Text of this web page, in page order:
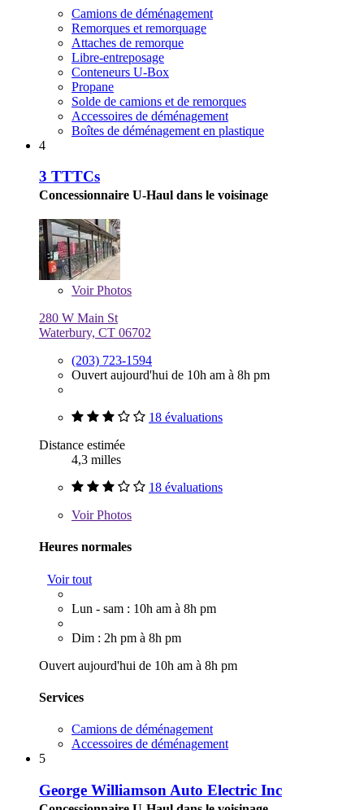
Camions de déménagement
Remorques et remorquage
Attaches de remorque
Libre-entreposage
Conteneurs U-Box
Propane
Solde de camions et de remorques
Accessoires de déménagement
Boîtes de déménagement en plastique
4
3 TTTCs
Concessionnaire U-Haul dans le voisinage
VoirPhotos
280 W Main St
Waterbury, CT 06702
(203) 723-1594
Ouvert aujourd'hui de 10h am à 8h pm
18 évaluations
Distance estimée
4,3 milles
18 évaluations
VoirPhotos
Heures normales
Voir tout
Lun - sam : 10h am à 8h pm
Dim : 2h pm à 8h pm
Ouvert aujourd'hui de 10h am à 8h pm
Services
Camions de déménagement
Accessoires de déménagement
5
George Williamson Auto Electric Inc